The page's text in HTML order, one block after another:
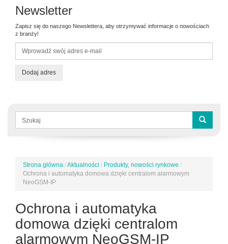
Newsletter
Zapisz się do naszego Newslettera, aby otrzymywać informacje o nowościach
z branży!
Dodaj adres
Formularz
wyszukiwania
Jesteś
tutaj
Strona główna /Aktualności / Produkty, nowości rynkowe /
Ochrona i automatyka domowa dzięki centralom alarmowym
NeoGSM-IP
Ochrona i automatyka
domowa dzięki centralom
alarmowym NeoGSM-IP